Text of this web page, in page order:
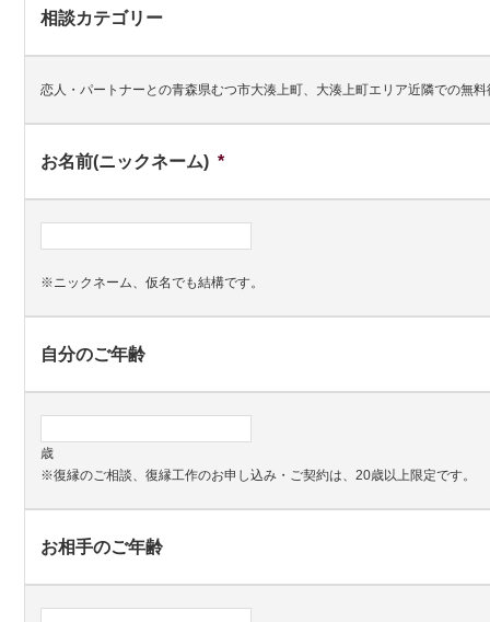
相談カテゴリー
恋人・パートナーとの青森県むつ市大湊上町、大湊上町エリア近隣での無
お名前(ニックネーム) *
※ニックネーム、仮名でも結構です。
自分のご年齢
歳
※復縁のご相談、復縁工作のお申し込み・ご契約は、20歳以上限定です。
お相手のご年齢